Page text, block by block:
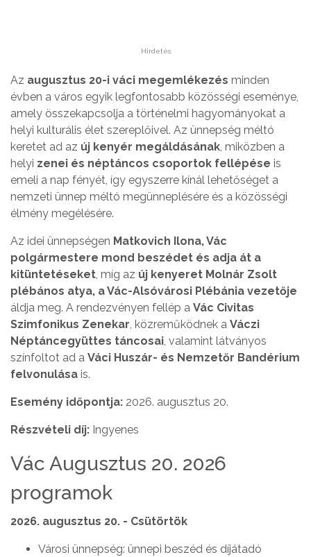
Hirdetés
Az augusztus 20-i váci megemlékezés minden
évben a város egyik legfontosabb közösségi eseménye,
amely összekapcsolja a történelmi hagyományokat a
helyi kulturális élet szereplőivel. Az ünnepség méltó
keretet ad az új kenyér megáldásának, miközben a
helyi zenei és néptáncos csoportok fellépése is
emeli a nap fényét, így egyszerre kínál lehetőséget a
nemzeti ünnep méltó megünneplésére és a közösségi
élmény megélésére.
Az idei ünnepségen Matkovich Ilona, Vác
polgármestere mond beszédet és adja át a
kitüntetéseket, míg az új kenyeret Molnár Zsolt
plébános atya, a Vác-Alsóvárosi Plébánia vezetője
áldja meg. A rendezvényen fellép a Vác Civitas
Szimfonikus Zenekar, közreműködnek a Váczi
Néptáncegyüttes táncosai, valamint látványos
színfoltot ad a Váci Huszár- és Nemzetőr Bandérium
felvonulása is.
Esemény időpontja: 2026. augusztus 20.
Részvételi díj: Ingyenes
Vác Augusztus 20. 2026
programok
2026. augusztus 20. - Csütörtök
Városi ünnepség: ünnepi beszéd és díjátadó